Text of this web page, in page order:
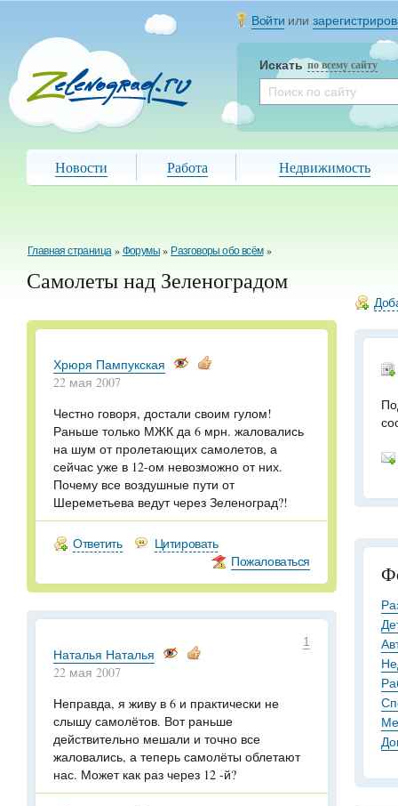
Войти или
Искать по всему сайту
Новости Работа Недвижимость
Главная страница »Форумы» Разговоры обо всём »
Самолеты над Зеленоградом
Хрюря Пампукская
22 мая 2007
Честно говоря, достали своим гулом!
Раньше только МЖК да 6 мрн. жаловались
на шум от пролетающих самолетов, а
сейчас уже в 12-ом невозможно от них.
Почему все воздушные пути от
Шереметьева ведут через Зеленоград?!
Ответить
Цитировать
Пожаловаться
1
Наталья Наталья
22 мая 2007
Неправда, я живу в 6 и практически не
слышу самолётов. Вот раньше
действительно мешали и точно все
жаловались, а теперь самолёты облетают
нас. Может как раз через 12 -й?